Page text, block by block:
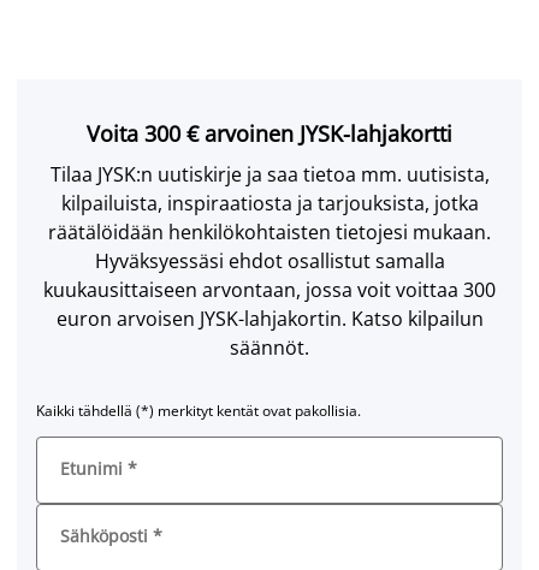
Voita 300 € arvoinen JYSK-lahjakortti
Tilaa JYSK:n uutiskirje ja saa tietoa mm. uutisista,
kilpailuista, inspiraatiosta ja tarjouksista, jotka
räätälöidään henkilökohtaisten tietojesi mukaan.
Hyväksyessäsi ehdot osallistut samalla
kuukausittaiseen arvontaan, jossa voit voittaa 300
euron arvoisen JYSK-lahjakortin. Katso kilpailun
säännöt.
Kaikki tähdellä (*) merkityt kentät ovat pakollisia.
Etunimi *
Sähköposti *